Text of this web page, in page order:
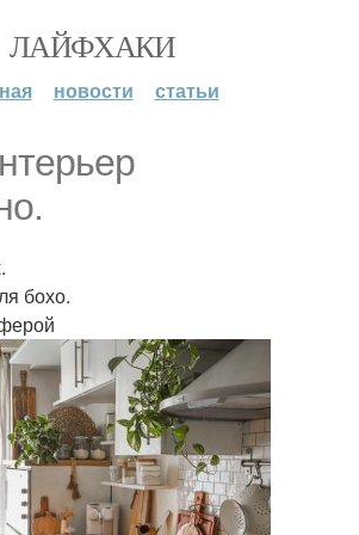
ЛАЙФХАКИ
новости статьи
бохо.